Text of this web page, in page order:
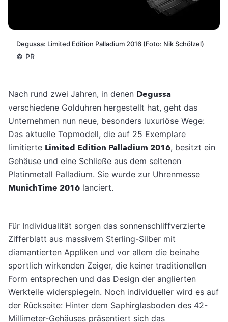
Degussa: Limited Edition Palladium 2016 (Foto: Nik Schölzel)
© PR
Nach rund zwei Jahren, in denen Degussa
verschiedene Golduhren hergestellt hat, geht das
Unternehmen nun neue, besonders luxuriöse Wege:
Das aktuelle Topmodell, die auf 25 Exemplare
limitierte Limited Edition Palladium 2016, besitzt ein
Gehäuse und eine Schließe aus dem seltenen
Platinmetall Palladium. Sie wurde zur Uhrenmesse
MunichTime 2016 lanciert.
Für Individualität sorgen das sonnenschliffverzierte
Zifferblatt aus massivem Sterling-Silber mit
diamantierten Appliken und vor allem die beinahe
sportlich wirkenden Zeiger, die keiner traditionellen
Form entsprechen und das Design der anglierten
Werkteile widerspiegeln. Noch individueller wird es auf
der Rückseite: Hinter dem Saphirglasboden des 42-
Millimeter-Gehäuses präsentiert sich das